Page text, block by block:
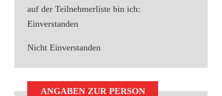
auf der Teilnehmerliste bin ich:
Einverstanden
Nicht Einverstanden
ANGABEN ZUR PERSON